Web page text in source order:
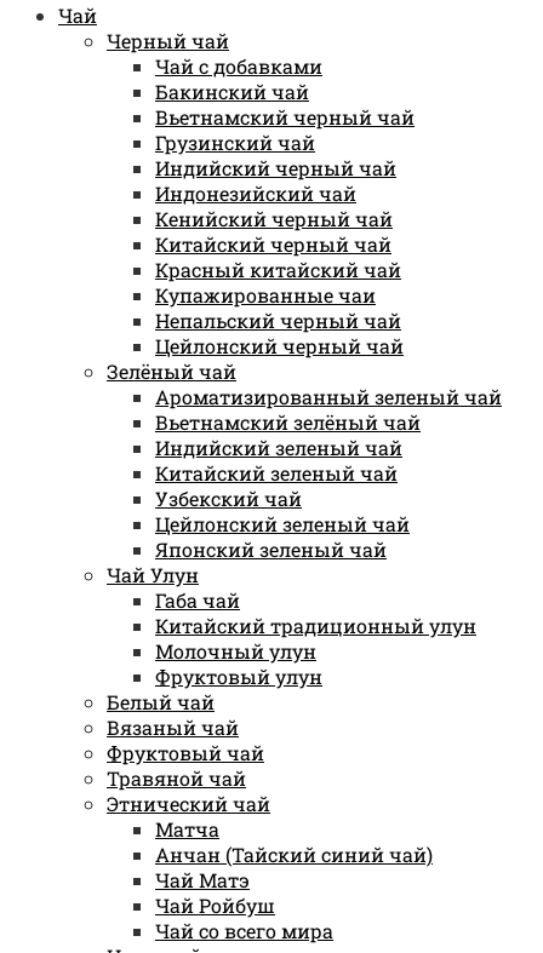
Чай
Черный чай
Чай с добавками
Бакинский чай
Вьетнамский черный чай
Грузинский чай
Индийский черный чай
Индонезийский чай
Кенийский черный чай
Китайский черный чай
Красный китайский чай
Купажированные чаи
Непальский черный чай
Цейлонский черный чай
Зелёный чай
Ароматизированный зеленый чай
Вьетнамский зелёный чай
Индийский зеленый чай
Китайский зеленый чай
Узбекский чай
Цейлонский зеленый чай
Японский зеленый чай
Чай Улун
Габа чай
Китайский традиционный улун
Молочный улун
Фруктовый улун
Белый чай
Вязаный чай
Фруктовый чай
Травяной чай
Этнический чай
Матча
Анчан (Тайский синий чай)
Чай Матэ
Чай Ройбуш
Чай со всего мира